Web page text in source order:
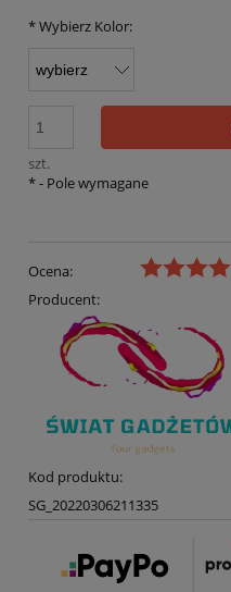
*Wybierz Kolor:
szt.
*- Pole wymagane
Ocena:
Producent:
Kod produktu:
SG_20220306211335